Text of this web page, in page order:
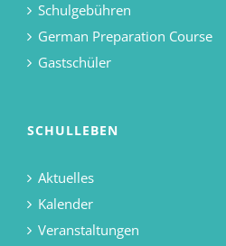
Schulgebühren
German Preparation Course
Gastschüler
SCHULLEBEN
Aktuelles
Kalender
Veranstaltungen